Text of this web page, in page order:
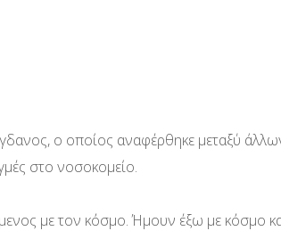
ο οποίος αναφέρθηκε μεταξύ
στο νοσοκομείο.
με τον κόσμο. Ήμουν έξω με κόσμο